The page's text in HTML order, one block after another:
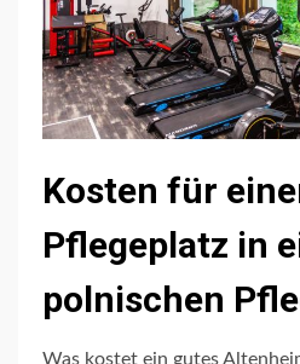
Kosten für
Pflegeplatz in
polnischen
Was kostet ein gutes